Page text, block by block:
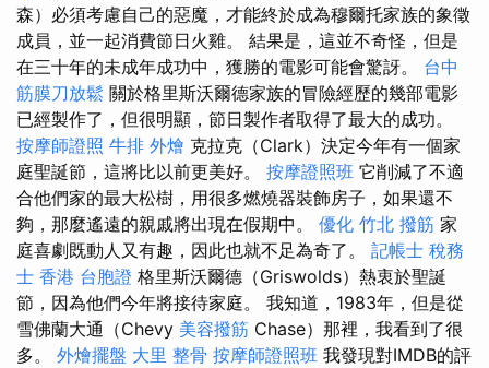
森）必須考慮自己的惡魔，才能終於成為穆爾托家族的象徵
成員，並一起消費節日火雞。 結果是，這並不奇怪，但是
在三十年的未成年成功中，獲勝的電影可能會驚訝。 台中
筋膜刀放鬆 關於格里斯沃爾德家族的冒險經歷的幾部電影
已經製作了，但很明顯，節日製作者取得了最大的成功。
按摩師證照 牛排 外燴 克拉克（Clark）決定今年有一個家
庭聖誕節，這將比以前更美好。 按摩證照班 它削減了不適
合他們家的最大松樹，用很多燃燒器裝飾房子，如果還不
夠，那麼遙遠的親戚將出現在假期中。 優化 竹北 撥筋 家
庭喜劇既動人又有趣，因此也就不足為奇了。 記帳士 稅務
士 香港 台胞證 格里斯沃爾德（Griswolds）熱衷於聖誕
節，因為他們今年將接待家庭。 我知道，1983年，但是從
雪佛蘭大通（Chevy 美容撥筋 Chase）那裡，我看到了很
多。 外燴擺盤 大里 整骨 按摩師證照班 我發現對IMDB的評